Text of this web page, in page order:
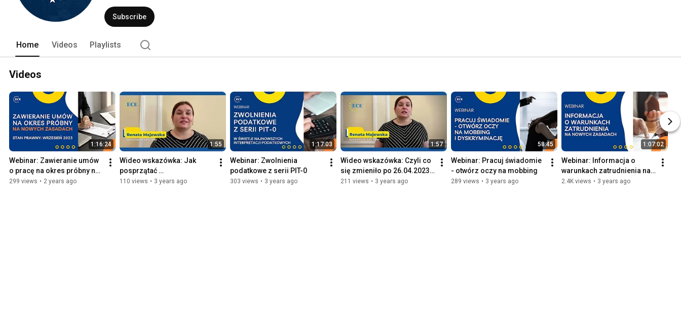
Subscribe
Home Videos Playlists
Videos
1:16:24
Webinar: Zawieranie umów
o pracę na okres próbny na
nowych zasadach
299 views • 2 years ago
1:55
Wideo wskazówka: Jak
posprzątać
postpandemiczny bałagan
110 views • 3 years ago
1:17:03
Webinar: Zwolnienia
podatkowe z serii PIT-0
303 views • 3 years ago
1:57
Wideo wskazówka: Czyli co
się zmieniło po 26.04.2023
w zawieraniu umów o
211 views • 3 years ago
58:45
Webinar: Pracuj świadomie
- otwórz oczy na mobbing
289 views • 3 years ago
1:07:02
Webinar: Informacja o
warunkach zatrudnienia na
nowych zasadach
2.4K views • 3 years ago